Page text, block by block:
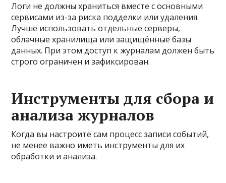
Логи не должны храниться вместе с основными
сервисами из-за риска подделки или удаления.
Лучше использовать отдельные серверы,
облачные хранилища или защищённые базы
данных. При этом доступ к журналам должен быть
строго ограничен и зафиксирован.
Инструменты для сбора и
анализа журналов
Когда вы настроите сам процесс записи событий,
не менее важно иметь инструменты для их
обработки и анализа.